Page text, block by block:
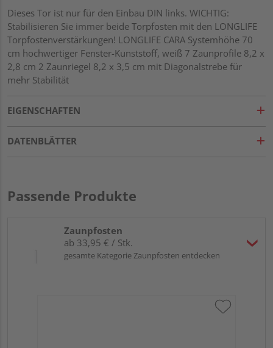
Dieses Tor ist nur für den Einbau DIN links. WICHTIG:
Stabilisieren Sie immer beide Torpfosten mit den LONGLIFE
Torpfostenverstärkungen! LONGLIFE CARA Systemhöhe 70
cm hochwertiger Fenster-Kunststoff, weiß 7 Zaunprofile 8,2 x
2,8 cm 2 Zaunriegel 8,2 x 3,5 cm mit Diagonalstrebe für
mehr Stabilität
EIGENSCHAFTEN
DATENBLÄTTER
Passende Produkte
Zaunpfosten
ab 33,95 € / Stk.
gesamte Kategorie Zaunpfosten entdecken